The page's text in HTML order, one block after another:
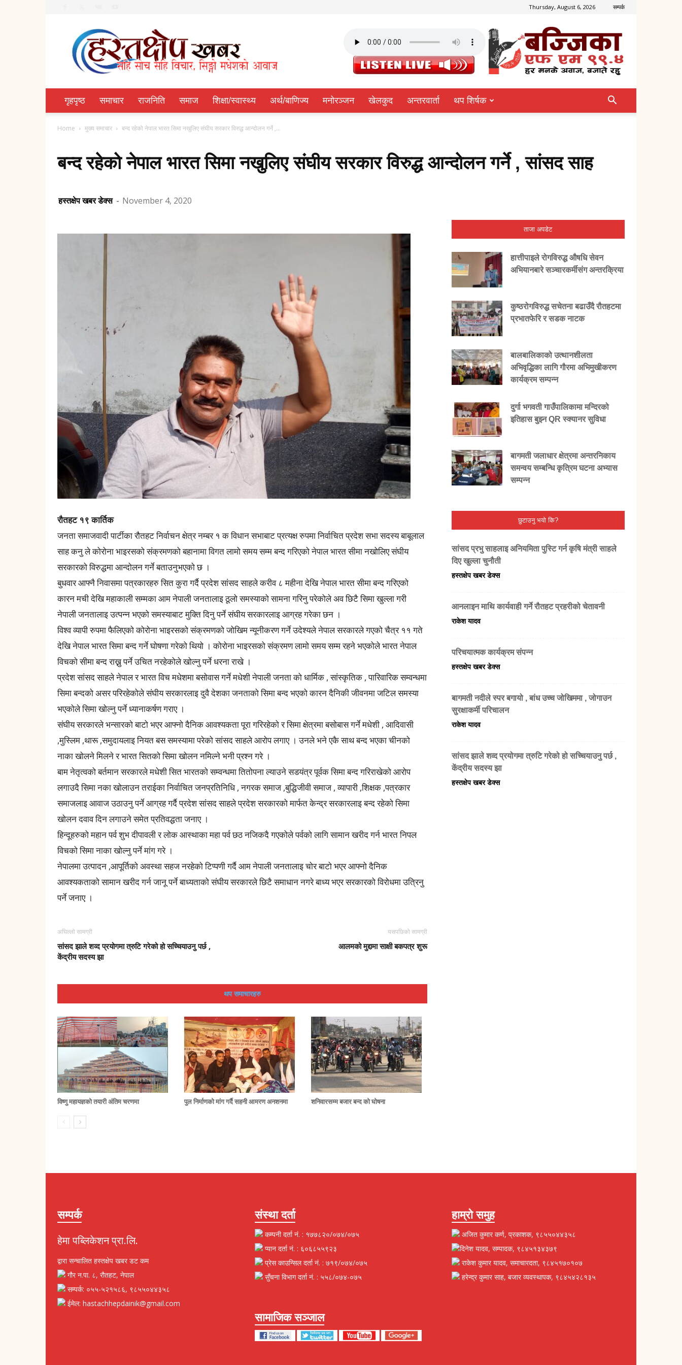
Thursday, August 6, 2026 सम्पर्क
Hastachhep
Dainik
गृहपृष्ठ समाचार राजनिति समाज शिक्षा/स्वास्थ्य अर्थ/बाणिज्य मनोरञ्जन खेलकुद अन्तरवार्ता थप शिर्षक
Home मुख्य समाचार बन्द रहेको नेपाल भारत सिमा नखुलिए संघीय सरकार विरुद्ध आन्दोलन गर्ने ,...
बन्द रहेको नेपाल भारत सिमा नखुलिए संघीय सरकार विरुद्ध आन्दोलन गर्ने , सांसद साह
हस्तक्षेप खबर डेक्स - November 4, 2020
रौतहट १९ कार्तिक
जनता समाजवादी पार्टीका रौतहट निर्वाचन क्षेत्र नम्बर १ क विधान सभाबाट प्रत्यक्ष रुपमा निर्वाचित प्रदेश सभा सदस्य बाबूलाल
साह कनु ले कोरोना भाइरसको संक्रमणको बहानामा विगत लामो समय सम्म बन्द गरिएको नेपाल भारत सीमा नखोलिए संघीय
सरकारको विरुद्धमा आन्दोलन गर्ने बताउनुभएको छ ।
बुधवार आफ्नै निवासमा पत्रकारहरु सित कुरा गर्दै प्रदेश सांसद साहले करीव ८ महीना देखि नेपाल भारत सीमा बन्द गरिएको
कारन मची देखि महाकाली सम्मका आम नेपाली जनतालाइ ठूलो समस्याको सामना गरिनु परेकोले अव छिटै सिमा खुल्ला गरी
नेपाली जनतालाइ उत्पन्न भएको समस्याबाट मुक्ति दिनु पर्ने संघीय सरकारलाइ आग्रह गरेका छन ।
विश्व व्यापी रुपमा फैलिएको कोरोना भाइरसको संक्रमणको जोखिम न्यूनीकरण गर्ने उदेश्यले नेपाल सरकारले गएको चैत्र ११ गते
देखि नेपाल भारत सिमा बन्द गर्ने घोषणा गरेको थियो । कोरोना भाइरसको संक्रमण लामो समय सम्म रहने भएकोले भारत नेपाल
विचको सीमा बन्द राख्नु पर्ने उचित नरहेकोले खोल्नु पर्ने धरना राखे ।
प्रदेश सांसद साहले नेपाल र भारत विच मधेशमा बसोवास गर्ने मधेशी नेपाली जनता को धार्मिक , सांस्कृतिक , पारिवारिक सम्वन्धमा
सिमा बन्दको असर परिरहेकोले संघीय सरकारलाइ दुवै देशका जनताको सिमा बन्द भएको कारन दैनिकी जीवनमा जटिल समस्या
भएकोले सिमा खोल्नु पर्ने ध्यानाकर्षण गराए ।
संघीय सरकारले भन्सारको बाटो भएर आफ्नो दैनिक आवश्यकता पूरा गरिरहेको र सिमा क्षेत्रमा बसोबास गर्ने मधेशी , आदिवासी
,मुस्लिम ,थारू ,समुदायलाइ नियत बस समस्यामा परेको सांसद साहले आरोप लगाए । उनले भने एकै साथ बन्द भएका चीनको
नाका खोलने मिलने र भारत सितको सिमा खोलन नमिल्ने भनी प्रश्न गरे ।
बाम नेतृत्वको बर्तमान सरकारले मधेशी सित भारतको सम्वन्धमा तितोपना ल्याउने सडयंत्र पूर्वक सिमा बन्द गरिराखेको आरोप
लगाउदै सिमा नका खोलाउन तराईका निर्वाचित जनप्रतिनिधि , नगरक समाज ,बुद्धिजीवी समाज , व्यापारी ,शिक्षक ,पत्रकार
समाजलाइ आवाज उठाउनु पर्ने आग्रह गर्दै प्रदेश सांसद साहले प्रदेश सरकारको मार्फत केन्द्र सरकारलाइ बन्द रहेको सिमा
खोलन दवाव दिन लगाउने समेत प्रतिवद्धता जनाए ।
हिन्दूहरुको महान पर्व शुभ दीपावली र लोक आस्थाका महा पर्व छठ नजिकदै गएकोले पर्वको लागि सामान खरीद गर्न भारत निपल
विचको सिमा नाका खोल्नु पर्ने मांग गरे ।
नेपालमा उत्पादन ,आपूर्तिको अवस्था सहज नरहेको टिप्पणी गर्दै आम नेपाली जनतालाइ चोर बाटो भएर आफ्नो दैनिक
आवश्यकताको सामान खरीद गर्न जानू पर्ने बाध्यताको संघीय सरकारले छिटै समाधान नगरे बाध्य भएर सरकारको विरोधमा उत्रिनु
पर्ने जनाए ।
अघिल्लो सामग्री
सांसद झाले शव्द प्रयोगमा त्रुटि गरेको हो सच्चियाउनु पर्छ ,
केंद्रीय सदस्य झा
यसपछिको सामग्री
आलमको मुद्दामा साक्षी बकपत्र शुरू
थप समाचारहरु
विष्णु महायज्ञको तयारी अंतिम चरणमा पुल निर्माणको मांग गर्दै सहनी आमरण अनशनमा शनिवारसम्म बजार बन्द को घोषना
ताजा अपडेट
हात्तीपाइले रोगविरुद्ध औषधि सेवन
अभियानबारे सञ्चारकर्मीसंग अन्तरक्रिया
कुष्ठरोगविरुद्ध सचेतना बढाउँदै रौतहटमा
प्रभातफेरि र सडक नाटक
बालबालिकाको उत्थानशीलता
अभिवृद्धिका लागि गौरमा अभिमुखीकरण
कार्यक्रम सम्पन्न
दुर्गा भगवती गाउँपालिकामा मन्दिरको
इतिहास बुझ्न QR स्क्यानर सुविधा
बागमती जलाधार क्षेत्रमा अन्तरनिकाय
समन्वय सम्बन्धि कृत्रिम घटना अभ्यास
सम्पन्न
छुटाउनु भयो कि?
सांसद प्रभु साहलाइ अनियमिता पुस्टि गर्न कृषि मंत्री साहले
दिए खुल्ला चुनौती
हस्तक्षेप खबर डेक्स
आनलाइन माथि कार्यवाही गर्ने रौतहट प्रहरीको चेतावनी
राकेश यादव
परिचयात्मक कार्यक्रम संपन्न
हस्तक्षेप खबर डेक्स
बागमती नदीले स्पर बगायो , बांध उच्च जोखिममा , जोगाउन
सुरक्षाकर्मी परिचालन
राकेश यादव
सांसद झाले शव्द प्रयोगमा त्रुटि गरेको हो सच्चियाउनु पर्छ ,
केंद्रीय सदस्य झा
हस्तक्षेप खबर डेक्स
सम्पर्क
हेमा पब्लिकेशन प्रा.लि.
द्वारा सन्चालित हस्तक्षेप खबर डट कम
गौर न.पा. ८, रौतहट, नेपाल
सम्पर्क: ०५५-५२१५८६, ९८५५०४४३५८
ईमेल: hastachhepdainik@gmail.com
संस्था दर्ता
कम्पनी दर्ता नं. : १७७८२०/०७४/०७५
प्यान दर्ता नं. : ६०६८५५९२३
प्रेस काउन्सिल दर्ता नं. : ७१९/०७४/०७५
सुँचना विभाग दर्ता नं. : ५५८/०७४-०७५
सामाजिक सञ्जाल
हाम्रो समुह
अजित कुमार कर्ण, प्रकाशक, ९८५५०४४३५८
दिनेश यादव, सम्पादक, ९८४५१३४३७९
राकेश कुमार यादव, समाचारदता, ९८४५१७०१०७
हरेन्द्र कुमार साह, बजार व्यवस्थापक, ९८४५४२८१३५